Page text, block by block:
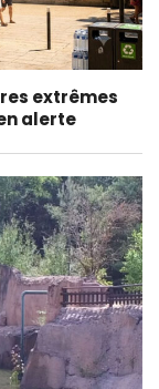
extrêmes
alerte